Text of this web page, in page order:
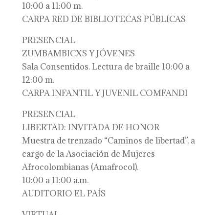
10:00 a 11:00 m.
CARPA RED DE BIBLIOTECAS PÚBLICAS
PRESENCIAL
ZUMBAMBICXS Y JÓVENES
Sala Consentidos. Lectura de braille 10:00 a
12:00 m.
CARPA INFANTIL Y JUVENIL COMFANDI
PRESENCIAL
LIBERTAD: INVITADA DE HONOR
Muestra de trenzado “Caminos de libertad”, a
cargo de la Asociación de Mujeres
Afrocolombianas (Amafrocol).
10:00 a 11:00 a.m.
AUDITORIO EL PAÍS